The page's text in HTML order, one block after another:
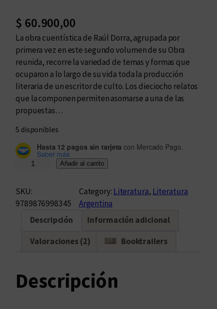
$ 60.900,00
La obra cuentística de Raúl Dorra, agrupada por
primera vez en este segundo volumen de su Obra
reunida, recorre la variedad de temas y formas que
ocuparon a lo largo de su vida toda la producción
literaria de un escritor de culto. Los dieciocho relatos
que la componen permiten asomarse a una de las
propuestas…
5 disponibles
Hasta 12 pagos sin tarjeta con Mercado Pago.
Saber más
e
n
u
Añadir al carrito
SKU:
9789876998345
Category: Literatura, Literatura
Argentina
Descripción
Información adicional
Valoraciones (2) Booktrailers
Descripción